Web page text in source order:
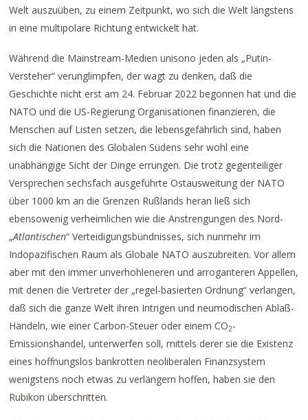
Welt auszuüben, zu einem Zeitpunkt, wo sich die Welt längstens
in eine multipolare Richtung entwickelt hat.
Während die Mainstream-Medien unisono jeden als „Putin-
Versteher“ verunglimpfen, der wagt zu denken, daß die
Geschichte nicht erst am 24. Februar 2022 begonnen hat und die
NATO und die US-Regierung Organisationen finanzieren, die
Menschen auf Listen setzen, die lebensgefährlich sind, haben
sich die Nationen des Globalen Südens sehr wohl eine
unabhängige Sicht der Dinge errungen. Die trotz gegenteiliger
Versprechen sechsfach ausgeführte Ostausweitung der NATO
über 1000 km an die Grenzen Rußlands heran ließ sich
ebensowenig verheimlichen wie die Anstrengungen des Nord-
„Atlantischen“ Verteidigungsbündnisses, sich nunmehr im
Indopazifischen Raum als Globale NATO auszubreiten. Vor allem
aber mit den immer unverhohleneren und arroganteren Appellen,
mit denen die Vertreter der „regel-basierten Ordnung“ verlangen,
daß sich die ganze Welt ihren Intrigen und neumodischen Ablaß-
Händeln, wie einer Carbon-Steuer oder einem CO2-
Emissionshandel, unterwerfen soll, mittels derer sie die Existenz
eines hoffnungslos bankrotten neoliberalen Finanzsystem
wenigstens noch etwas zu verlängern hoffen, haben sie den
Rubikon überschritten.